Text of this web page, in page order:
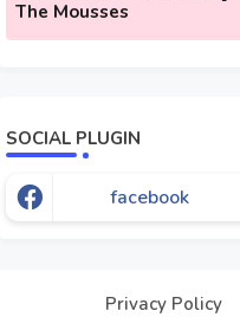
The Mousses
SOCIAL PLUGIN
facebook
Privacy Policy